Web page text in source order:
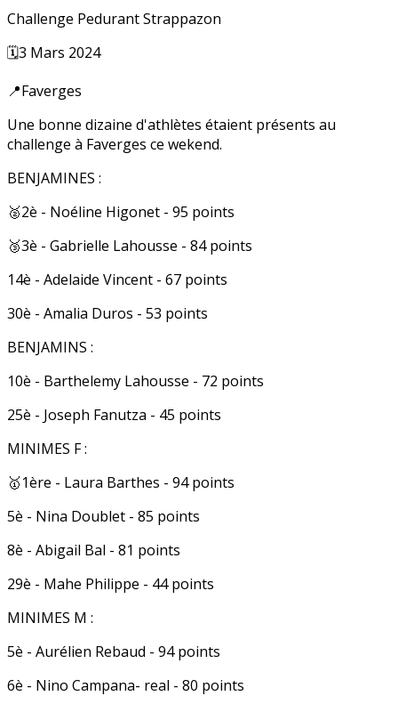
Challenge Pedurant Strappazon
🗓️3 Mars 2024
📍Faverges
Une bonne dizaine d'athlètes étaient présents au
challenge à Faverges ce wekend.
BENJAMINES :
🥈2è - Noéline Higonet - 95 points
🥉3è - Gabrielle Lahousse - 84 points
14è - Adelaide Vincent - 67 points
30è - Amalia Duros - 53 points
BENJAMINS :
10è - Barthelemy Lahousse - 72 points
25è - Joseph Fanutza - 45 points
MINIMES F :
🥇1ère - Laura Barthes - 94 points
5è - Nina Doublet - 85 points
8è - Abigail Bal - 81 points
29è - Mahe Philippe - 44 points
MINIMES M :
5è - Aurélien Rebaud - 94 points
6è - Nino Campana- real - 80 points